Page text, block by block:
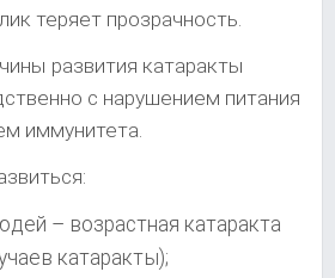
теряет прозрачность.
развития катаракты
с нарушением питания
иммунитета.
– возрастная катаракта
катаракты);